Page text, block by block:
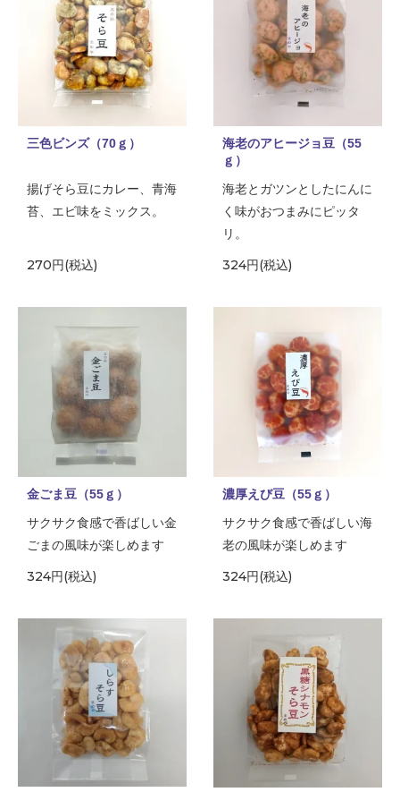
三色ビンズ（70ｇ）
揚げそら豆にカレー、青海
苔、エビ味をミックス。
270円(税込)
海老のアヒージョ豆（55
ｇ）
海老とガツンとしたにんに
く味がおつまみにピッタ
リ。
324円(税込)
金ごま豆（55ｇ）
サクサク食感で香ばしい金
ごまの風味が楽しめます
324円(税込)
濃厚えび豆（55ｇ）
サクサク食感で香ばしい海
老の風味が楽しめます
324円(税込)